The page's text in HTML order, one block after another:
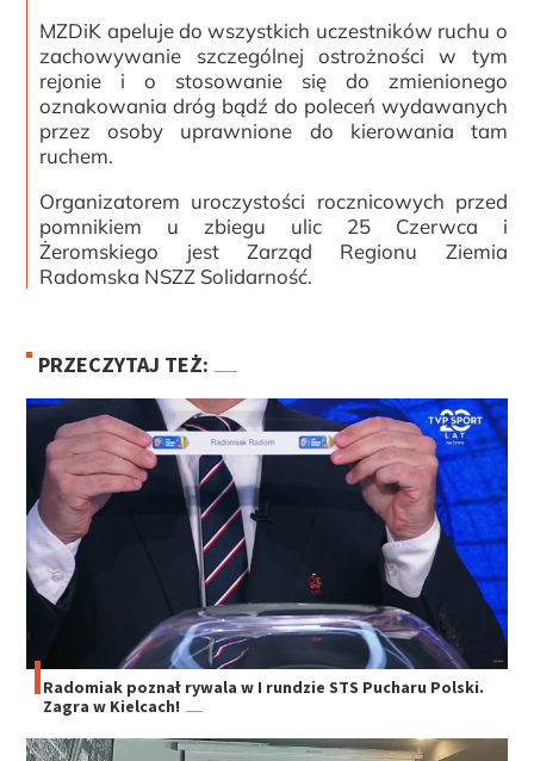
MZDiK apeluje do wszystkich uczestników ruchu o
zachowywanie szczególnej ostrożności w tym
rejonie i o stosowanie się do zmienionego
oznakowania dróg bądź do poleceń wydawanych
przez osoby uprawnione do kierowania tam
ruchem.
Organizatorem uroczystości rocznicowych przed
pomnikiem u zbiegu ulic 25 Czerwca i
Żeromskiego jest Zarząd Regionu Ziemia
Radomska NSZZ Solidarność.
PRZECZYTAJ TEŻ:
Radomiak poznał rywala w I rundzie STS Pucharu Polski.
Zagra w Kielcach!